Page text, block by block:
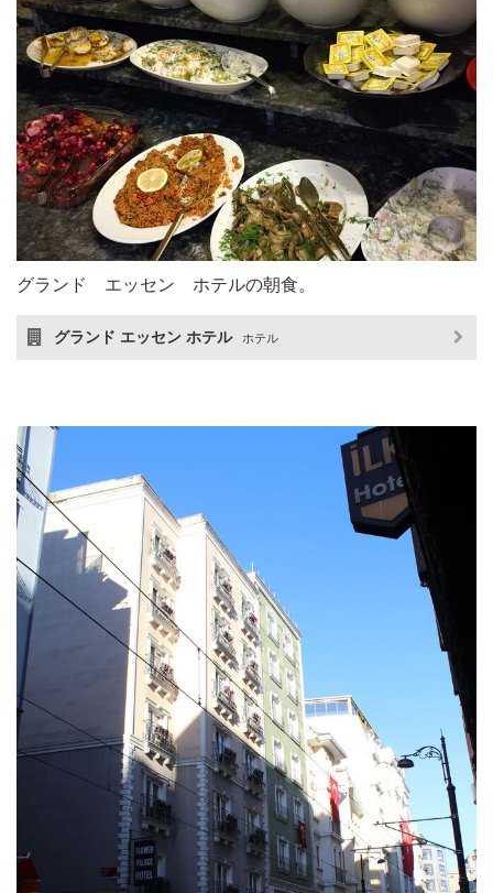
グランド エッセン ホテルの朝食。
グランド エッセン ホテル ホテル